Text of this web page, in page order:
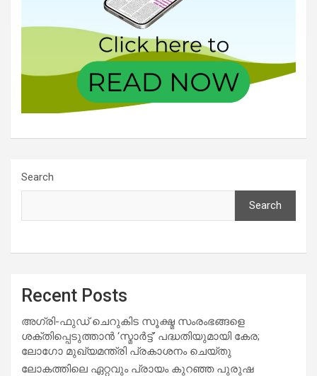
Search
Search
Recent Posts
അഗ്രി-ഫുഡ് ചെറുകിട സൂക്ഷ്മ സംരംഭങ്ങളെ
ശക്തിപ്പെടുത്താന്‍ ‘സ്മാര്‍ട്ട്’ പദ്ധതിയുമായി കേര;
ലോഗോ മുഖ്യമന്ത്രി പ്രകാശനം ചെയ്തു
ലോകത്തിലെ ഏറ്റവും പ്രായം കുറഞ്ഞ പുരുഷ